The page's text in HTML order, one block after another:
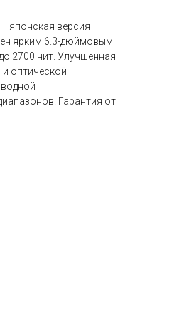
японская версия
ярким 6.3-дюймовым
2700 нит. Улучшенная
оптической
Гарантия от